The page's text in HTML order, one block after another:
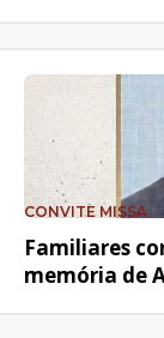
CONVITE MISSA
Familiares
memória de